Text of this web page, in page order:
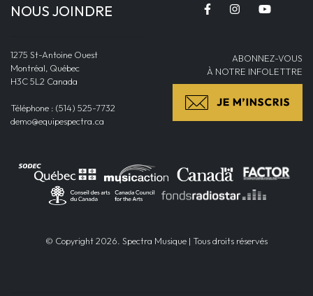
NOUS JOINDRE
1275 St-Antoine Ouest
Montréal, Québec
H3C 5L2 Canada
Téléphone : (514) 525-7732
demo@equipespectra.ca
ABONNEZ-VOUS
À NOTRE INFOLETTRE
© Copyright 2026. Spectra Musique | Tous droits réservés